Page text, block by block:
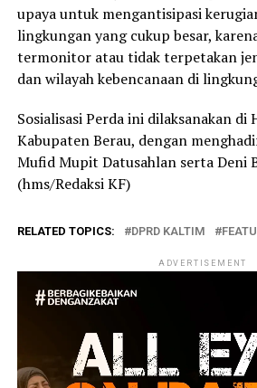
upaya untuk mengantisipasi
lingkungan yang cukup besar,
termonitor atau tidak terpetakan
dan wilayah kebencanaan di
Sosialisasi Perda ini dilaksanakan
Kabupaten Berau, dengan
Mufid Mupit Datusahlan serta Deni
(hms/Redaksi KF)
RELATED TOPICS: DPRD KALTIM
ADVERTISEMENT